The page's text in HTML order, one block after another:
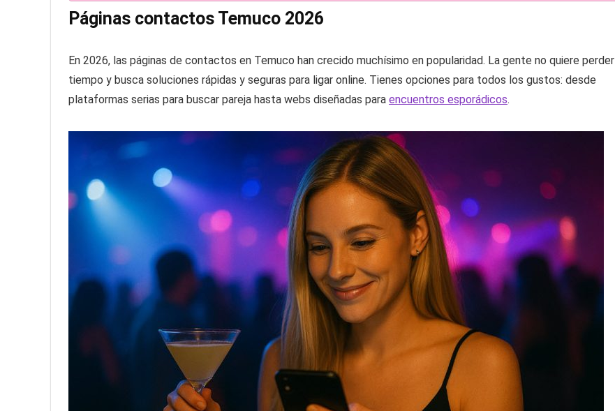
Páginas contactos Temuco 2026
En 2026, las páginas de contactos en Temuco han crecido muchísimo en popularidad. La gente no quiere perder
tiempo y busca soluciones rápidas y seguras para ligar online. Tienes opciones para todos los gustos: desde
plataformas serias para buscar pareja hasta webs diseñadas para encuentros esporádicos.